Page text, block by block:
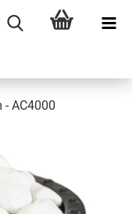
- AC4000